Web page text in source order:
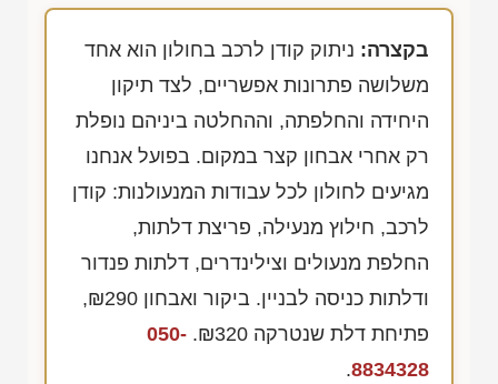
בקצרה: ניתוק קודן לרכב בחולון הוא אחד
משלושה פתרונות אפשריים, לצד תיקון
היחידה והחלפתה, וההחלטה ביניהם נופלת
רק אחרי אבחון קצר במקום. בפועל אנחנו
מגיעים לחולון לכל עבודות המנעולנות: קודן
לרכב, חילוץ מנעילה, פריצת דלתות,
החלפת מנעולים וצילינדרים, דלתות פנדור
ודלתות כניסה לבניין. ביקור ואבחון ₪290
,
פתיחת דלת שנטרקה ₪320
.
050-
8834328
.